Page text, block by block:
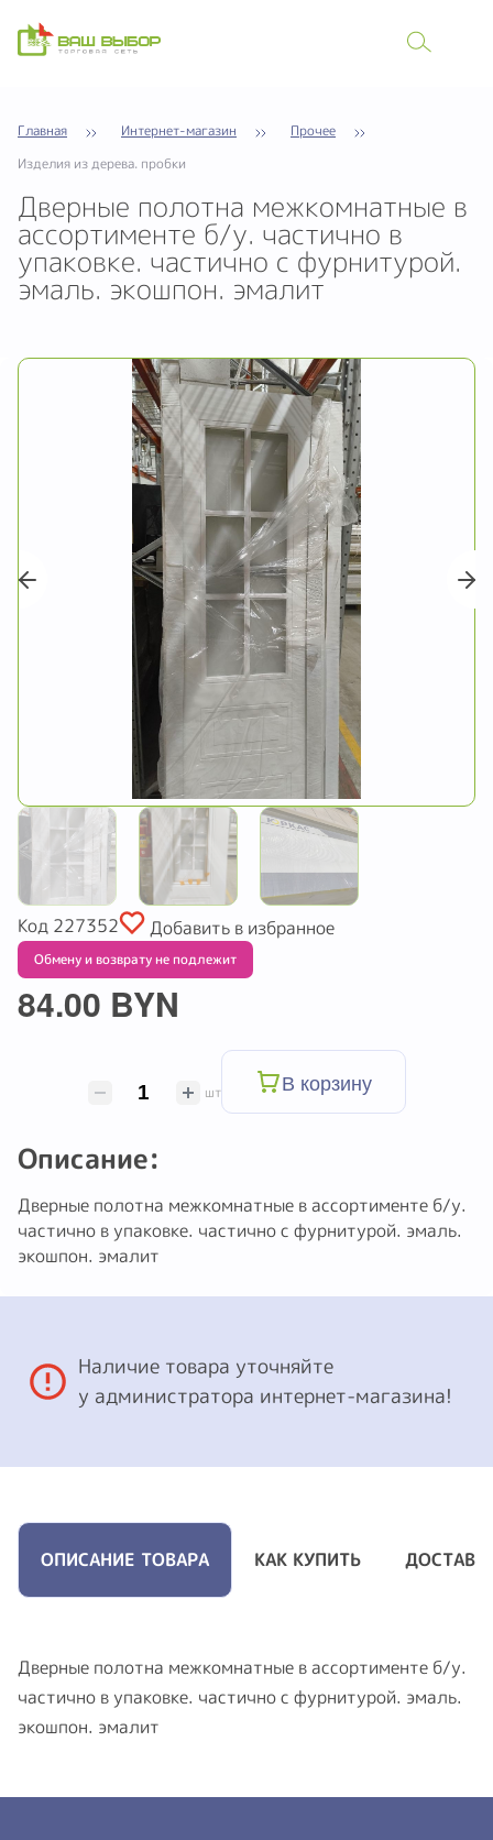
Главная Интернет-магазин
Прочее
Изделия из дерева. пробки
Дверные полотна межкомнатные в
ассортименте б/у. частично в
упаковке. частично с фурнитурой.
эмаль. экошпон. эмалит
Код 227352 Добавить в избранное
Обмену и возврату не подлежит
84.00 BYN
шт В корзину
Описание:
Дверные полотна межкомнатные в ассортименте б/у.
частично в упаковке. частично с фурнитурой. эмаль.
экошпон. эмалит
Наличие товара уточняйте
у администратора интернет-магазина!
ОПИСАНИЕ ТОВАРА КАК КУПИТЬ
Дверные полотна межкомнатные в ассортименте б/у.
частично в упаковке. частично с фурнитурой. эмаль.
экошпон. эмалит